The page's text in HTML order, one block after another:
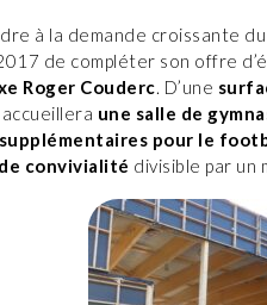
à la demande croissante
de compléter son offre
Roger Couderc. D’une
une salle de
pour le
convivialité divisible par un